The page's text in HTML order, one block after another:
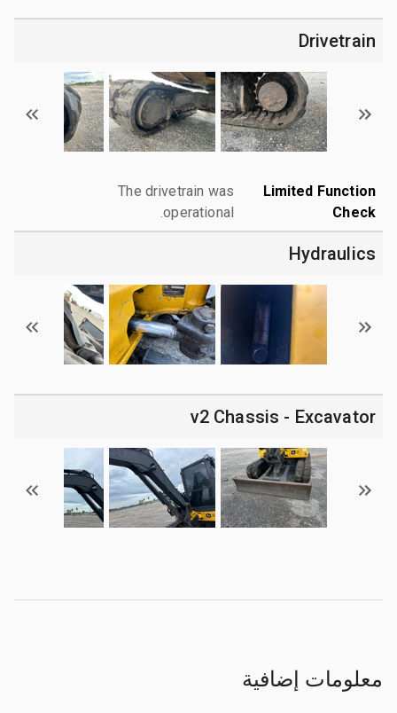
Drivetrain
Limited Function
Check
The drivetrain was
operational.
Hydraulics
v2 Chassis - Excavator
معلومات إضافية